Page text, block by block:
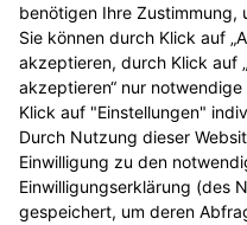
Vorbestellungsformular
werden Ihre Angaben
von Ihnen dort
Bearbeitung der
von Anschlussfragen
Daten geben wir nicht
Einsatz von Buchstaben-
benötigen Ihre Zustimmung,
Sie können durch Klick auf
akzeptieren, durch Klick auf
akzeptieren“ nur
Klick auf "Einstellungen"
Durch Nutzung dieser
Einwilligung zu den
Einwilligungserklärung (des
gespeichert, um deren